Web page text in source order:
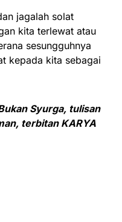
jagalah solat
kita terlewat atau
sesungguhnya
kepada kita sebagai
Syurga, tulisan
terbitan KARYA